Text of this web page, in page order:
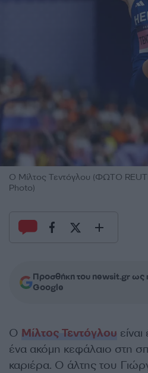
Ο Μίλτος Τεντόγλου (ΦΩΤΟ
Photo)
Προσθήκη του newsit.gr ως
Google
Ο Μίλτος Τεντόγλου
ένα ακόμη κεφάλαιο στη
καριέρα. Ο άλτης του